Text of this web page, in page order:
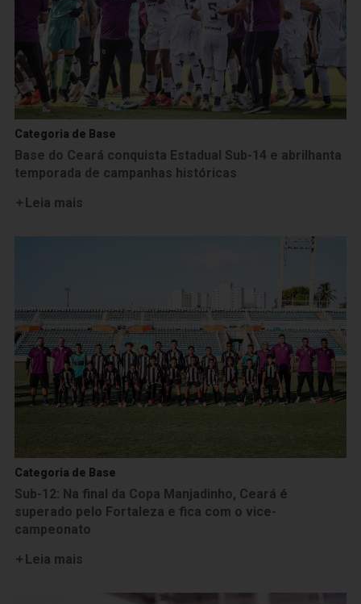
Categoria de Base
Base do Ceará conquista Estadual Sub-14 e abrilhanta
temporada de campanhas históricas
Leia mais
Categoria de Base
Sub-12: Na final da Copa Manjadinho, Ceará é
superado pelo Fortaleza e fica com o vice-
campeonato
Leia mais